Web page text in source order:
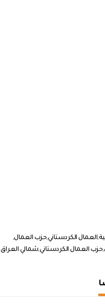
العمال الكردستانيحزب العمال
حزب العمال الكردستانيشمالي العراق